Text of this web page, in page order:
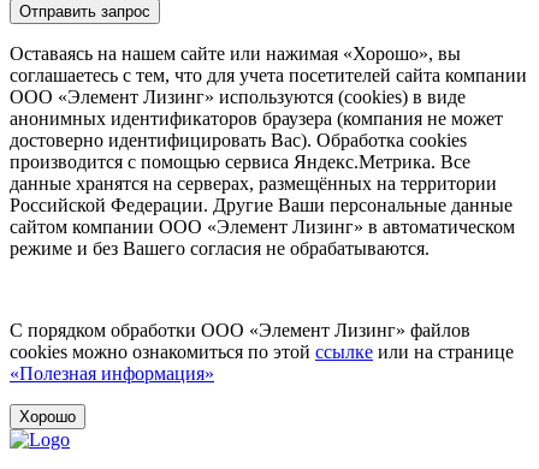
Отправить запрос
Оставаясь на нашем сайте или нажимая «Хорошо», вы
соглашаетесь с тем, что для учета посетителей сайта компании
ООО «Элемент Лизинг» используются (cookies) в виде
анонимных идентификаторов браузера (компания не может
достоверно идентифицировать Вас). Обработка cookies
производится с помощью сервиса Яндекс.Метрика. Все
данные хранятся на серверах, размещённых на территории
Российской Федерации. Другие Ваши персональные данные
сайтом компании ООО «Элемент Лизинг» в автоматическом
режиме и без Вашего согласия не обрабатываются.
С порядком обработки ООО «Элемент Лизинг» файлов
cookies можно ознакомиться по этой ссылке или на странице
«Полезная информация»
Хорошо